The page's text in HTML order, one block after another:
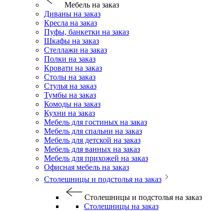
Мебель на заказ
Диваны на заказ
Кресла на заказ
Пуфы, банкетки на заказ
Шкафы на заказ
Стеллажи на заказ
Полки на заказ
Кровати на заказ
Столы на заказ
Стулья на заказ
Тумбы на заказ
Комоды на заказ
Кухни на заказ
Мебель для гостиных на заказ
Мебель для спальни на заказ
Мебель для детской на заказ
Мебель для ванных на заказ
Мебель для прихожей на заказ
Офисная мебель на заказ
Столешницы и подстолья на заказ
Столешницы и подстолья на заказ
Столешницы на заказ